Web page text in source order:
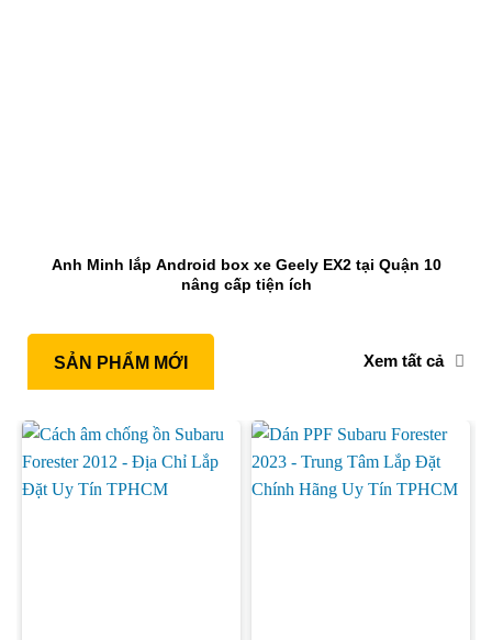
Anh Minh lắp Android box xe Geely EX2 tại Quận 10
nâng cấp tiện ích
SẢN PHẨM MỚI Xem tất cả